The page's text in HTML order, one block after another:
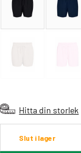
Hitta din storlek
Slut i lager